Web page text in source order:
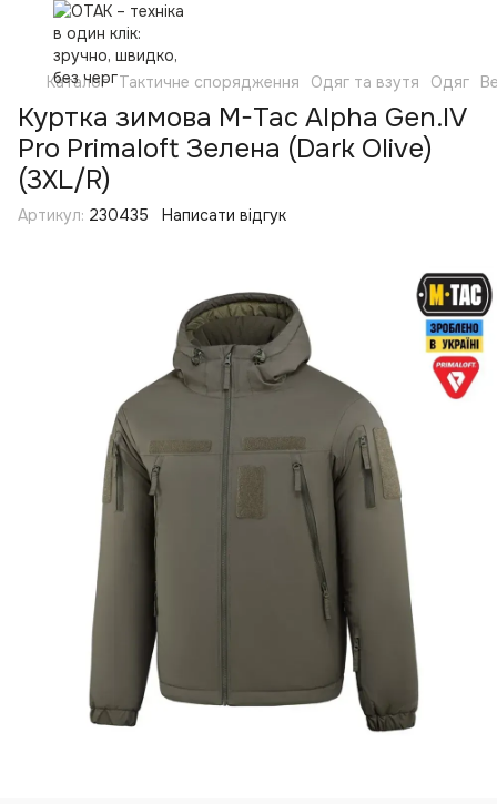
Каталог Тактичне спорядження Одяг та взутя Одяг
Куртка зимова M-Tac Alpha Gen.IV
Pro Primaloft Зелена (Dark Olive)
(3XL/R)
Артикул: 230435 Написати відгук